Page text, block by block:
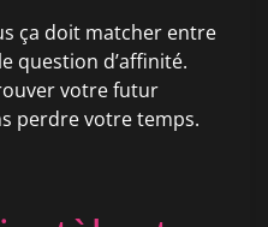
ça doit matcher entre
question d’affinité.
votre futur
perdre votre temps.